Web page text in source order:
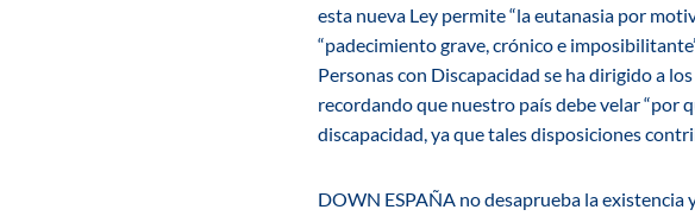
esta nueva Ley permite “la eutanasia por
“padecimiento grave, crónico e
Personas con Discapacidad se ha dirigido a
recordando que nuestro país debe velar “por
discapacidad, ya que tales disposiciones
DOWN ESPAÑA no desaprueba la existencia